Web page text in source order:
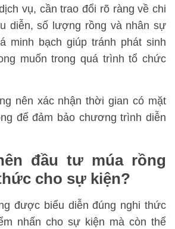
vụ, cần trao đổi rõ ràng về chi
diễn, số lượng rồng và nhân sự
minh bạch giúp tránh phát sinh
muốn trong quá trình tổ chức
nên xác nhận thời gian có mặt
để đảm bảo chương trình diễn
đầu tư múa rồng
cho sự kiện?
được biểu diễn đúng nghi thức
nhấn cho sự kiện mà còn thể